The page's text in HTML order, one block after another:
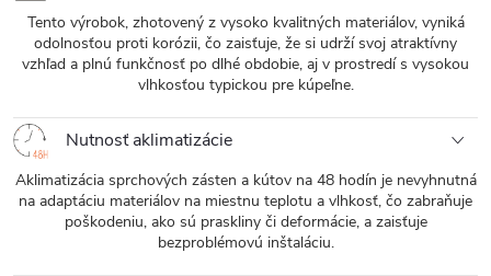
Tento výrobok, zhotovený z vysoko kvalitných materiálov, vyniká
odolnosťou proti korózii, čo zaisťuje, že si udrží svoj atraktívny
vzhľad a plnú funkčnosť po dlhé obdobie, aj v prostredí s vysokou
vlhkosťou typickou pre kúpeľne.
Nutnosť aklimatizácie
Aklimatizácia sprchových zásten a kútov na 48 hodín je nevyhnutná
na adaptáciu materiálov na miestnu teplotu a vlhkosť, čo zabraňuje
poškodeniu, ako sú praskliny či deformácie, a zaisťuje
bezproblémovú inštaláciu.